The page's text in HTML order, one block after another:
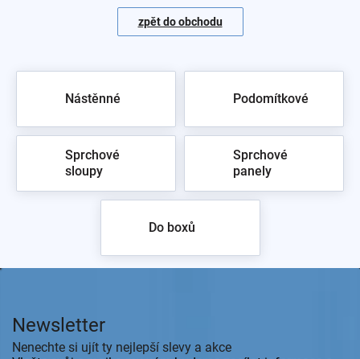
zpět do obchodu
Nástěnné Podomítkové
Sprchové
sloupy
Sprchové
panely
Do boxů
Z
Newsletter
Nenechte si ujít ty nejlepší slevy a akce